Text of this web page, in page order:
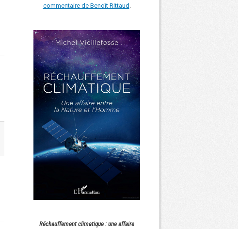
commentaire de Benoît Rittaud
Réchauffement climatique : une affaire